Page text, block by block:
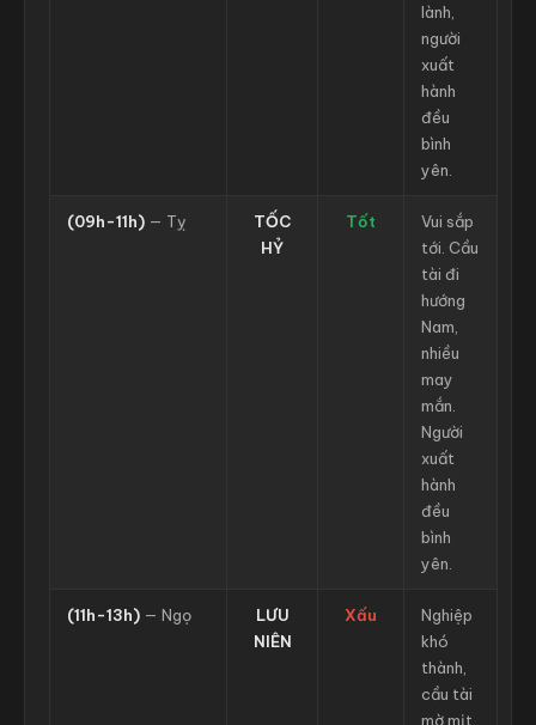
lành,
người
xuất
hành
đều
bình
yên.
(09h-11h) — Tỵ
TỐC
HỶ
Tốt
Vui sắp
tới. Cầu
tài đi
hướng
Nam,
nhiều
may
mắn.
Người
xuất
hành
đều
bình
yên.
(11h-13h) — Ngọ
LƯU
NIÊN
Xấu
Nghiệp
khó
thành,
cầu tài
mờ mịt,